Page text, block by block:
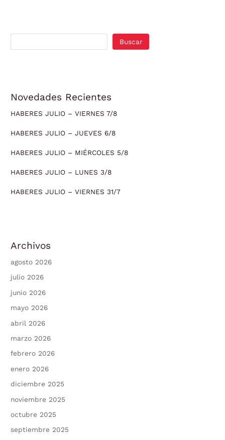
Buscar
Novedades Recientes
HABERES JULIO – VIERNES 7/8
HABERES JULIO – JUEVES 6/8
HABERES JULIO – MIÉRCOLES 5/8
HABERES JULIO – LUNES 3/8
HABERES JULIO – VIERNES 31/7
Archivos
agosto 2026
julio 2026
junio 2026
mayo 2026
abril 2026
marzo 2026
febrero 2026
enero 2026
diciembre 2025
noviembre 2025
octubre 2025
septiembre 2025